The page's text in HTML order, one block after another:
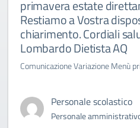
primavera estate
Restiamo a Vostra
chiarimento. Cordiali
Lombardo Dietista AQ
Comunicazione Variazione Menù
Personale scolastico
Personale